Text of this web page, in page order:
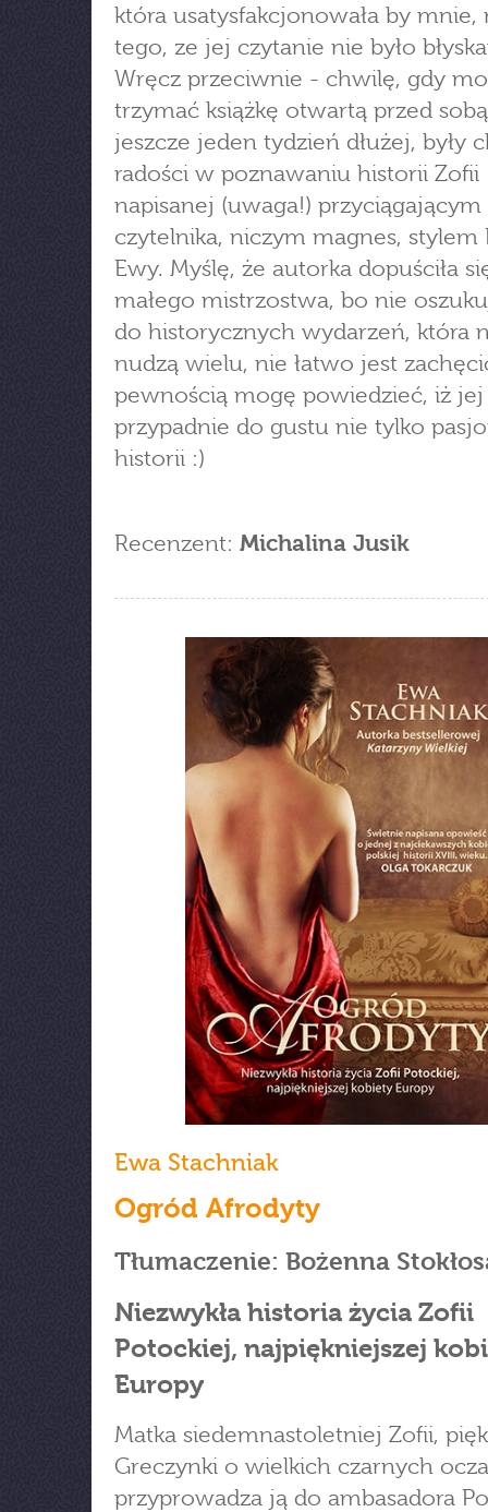
która usatysfakcjonowała by
tego, ze jej czytanie nie było
Wręcz przeciwnie - chwilę, gdy
trzymać książkę otwartą przed
jeszcze jeden tydzień dłużej, były
radości w poznawaniu historii Zofii
napisanej (uwaga!) przyciągającym
czytelnika, niczym magnes, stylem
Ewy. Myślę, że autorka dopuściła
małego mistrzostwa, bo nie
do historycznych wydarzeń, która
nudzą wielu, nie łatwo jest
pewnością mogę powiedzieć, iż jej
przypadnie do gustu nie tylko
historii :)
Recenzent: Michalina Jusik
Ewa Stachniak
Ogród Afrodyty
Tłumaczenie: Bożenna
Niezwykła historia życia Zofii
Potockiej, najpiękniejszej
Europy
Matka siedemnastoletniej Zofii,
Greczynki o wielkich czarnych
przyprowadza ją do ambasadora